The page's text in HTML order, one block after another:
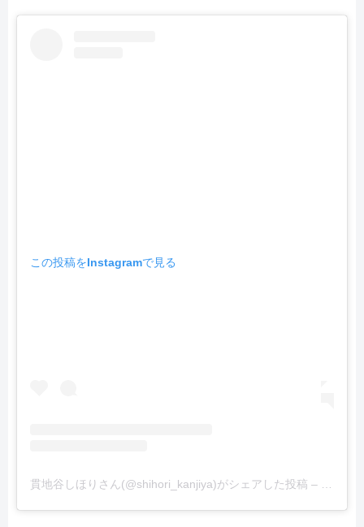
この投稿をInstagramで見る
貫地谷しほりさん(@shihori_kanjiya)がシェアした投稿 –